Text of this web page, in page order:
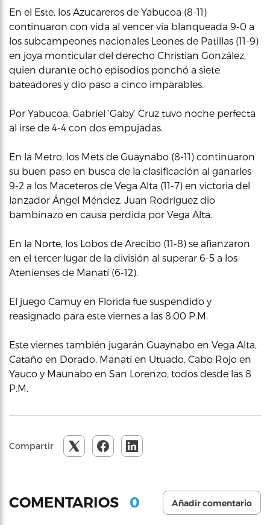
En el Este, los Azucareros de Yabucoa (8-11)
continuaron con vida al vencer vía blanqueada 9-0 a
los subcampeones nacionales Leones de Patillas (11-9)
en joya monticular del derecho Christian González,
quien durante ocho episodios ponchó a siete
bateadores y dio paso a cinco imparables.
Por Yabucoa, Gabriel ‘Gaby’ Cruz tuvo noche perfecta
al irse de 4-4 con dos empujadas.
En la Metro, los Mets de Guaynabo (8-11) continuaron
su buen paso en busca de la clasificación al ganarles
9-2 a los Maceteros de Vega Alta (11-7) en victoria del
lanzador Ángel Méndez. Juan Rodríguez dio
bambinazo en causa perdida por Vega Alta.
En la Norte, los Lobos de Arecibo (11-8) se afianzaron
en el tercer lugar de la división al superar 6-5 a los
Atenienses de Manatí (6-12).
El juego Camuy en Florida fue suspendido y
reasignado para este viernes a las 8:00 P.M.
Este viernes también jugarán Guaynabo en Vega Alta,
Cataño en Dorado, Manatí en Utuado, Cabo Rojo en
Yauco y Maunabo en San Lorenzo, todos desde las 8
P.M.
Compartir
COMENTARIOS 0 Añadir comentario